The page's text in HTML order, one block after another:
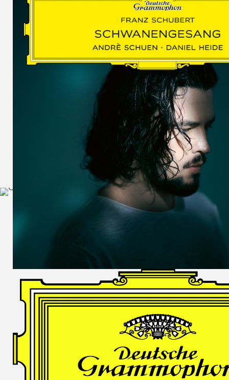
WOLF
MARTIN
SCHUMANN,
LIEDERKREIS
OP. 24
SECHS
MONOLOGE
AUS
JEDERMANN
GESÄNGE
Andrè Schuen,
Baritone
Daniel Heide,
Piano